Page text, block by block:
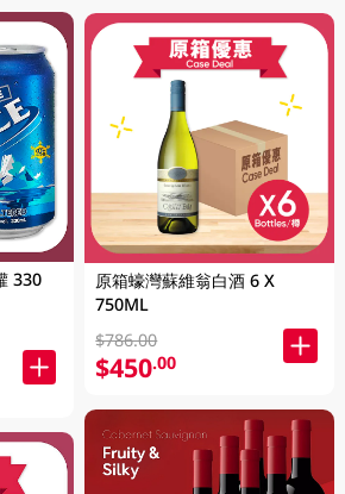
330
原箱蠔灣蘇維翁白酒 6 X
750ML
$786.00
$450.00